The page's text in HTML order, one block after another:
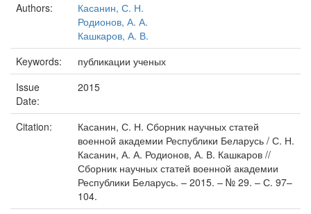
Authors:
Касанин, С. Н.
Родионов, А. А.
Кашкаров, А. В.
Keywords:
публикации ученых
Issue
Date:
2015
Citation:
Касанин, С. Н. Сборник научных статей
военной академии Республики Беларусь / С. Н.
Касанин, А. А. Родионов, А. В. Кашкаров //
Сборник научных статей военной академии
Республики Беларусь. – 2015. – № 29. – С. 97–
104.